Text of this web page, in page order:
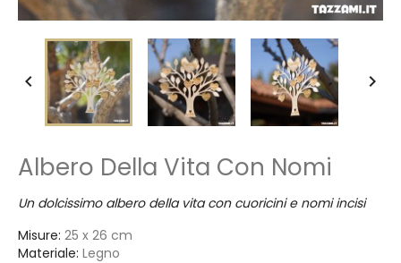
 
Albero Della Vita Con Nomi
Un dolcissimo albero della vita con cuoricini e nomi incisi
Misure: 25 x 26 cm
Materiale: Legno